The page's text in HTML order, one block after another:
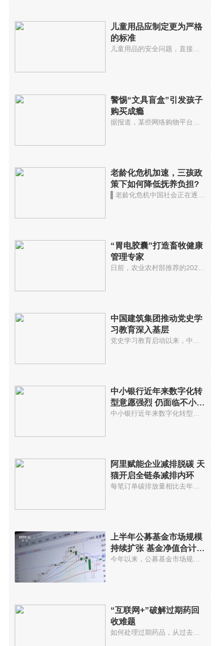
儿童用品应制定更为严格
的标准
儿童用品的安全问题，直接影响着...
警惕“文具盲盒”引发孩子
购买成瘾
老龄化危机加速，三孩政
策下如何降低抚养负担?
“胃电胶囊”打造畜牧健康
管理专家
中国建筑集团推动党史学
习教育深入基层
中小银行近年来数字化转
型意愿强烈 仍面临不小挑
战
阿里赋能企业减排脱碳 天
猫开启全链条减排内环
每笔订单碳排放量相比去年减少约...
上半年公募基金市场规模
持续扩张 基金净值合计约
23万亿元
今年以来，公募基金市场规模持续...
“互联网+”破解过期药回
收难题
如何处理过期药品，从过去到现在...